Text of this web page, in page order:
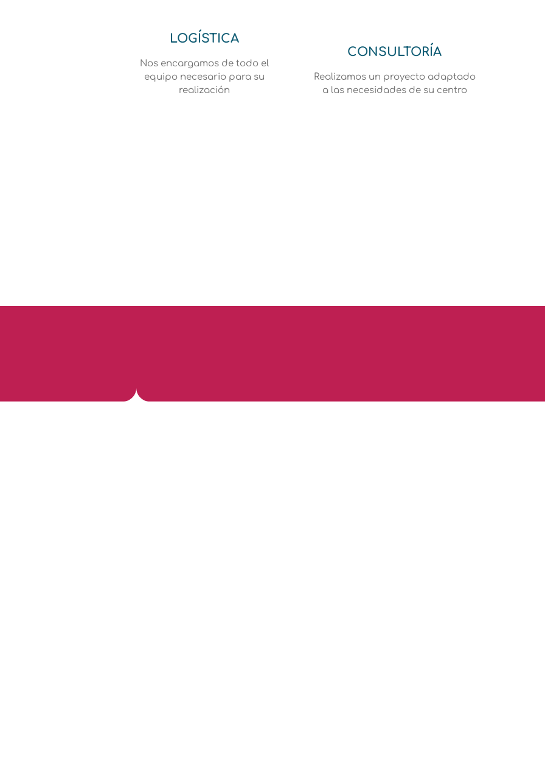
LOGÍSTICA
Nos encargamos de todo el
equipo necesario para su
realización
CONSULTORÍA
Realizamos un proyecto adaptado
a las necesidades de su centro